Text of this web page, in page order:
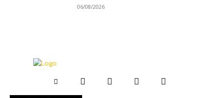
06/08/2026